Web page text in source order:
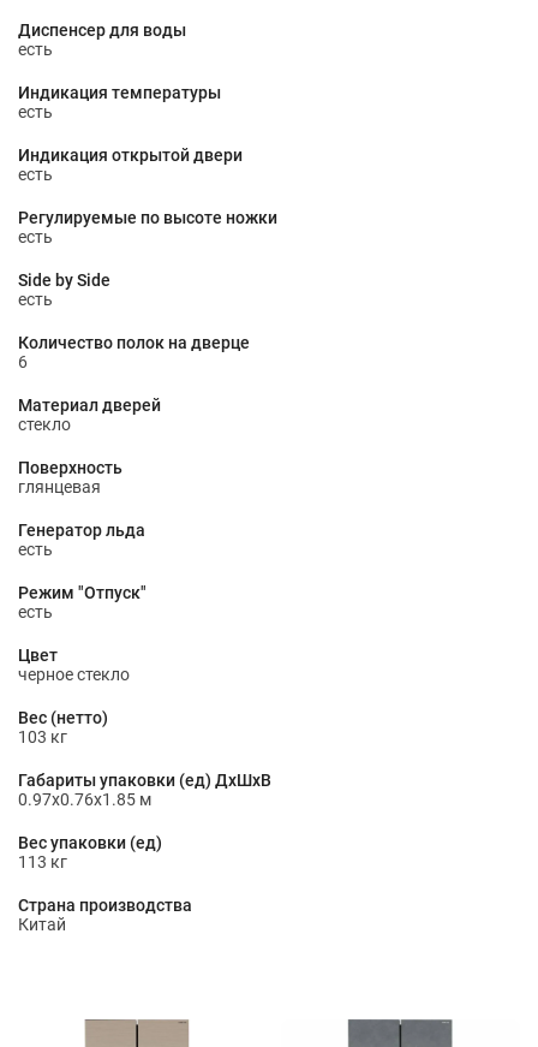
Диспенсер для воды
есть
Индикация температуры
есть
Индикация открытой двери
есть
Регулируемые по высоте ножки
есть
Side by Side
есть
Количество полок на дверце
6
Материал дверей
стекло
Поверхность
глянцевая
Генератор льда
есть
Режим "Отпуск"
есть
Цвет
черное стекло
Вес (нетто)
103 кг
Габариты упаковки (ед) ДхШхВ
0.97x0.76x1.85 м
Вес упаковки (ед)
113 кг
Страна производства
Китай